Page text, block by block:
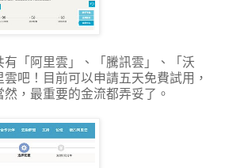
「阿里雲」、「騰訊雲」、「沃
吧！目前可以申請五天免費試用，
，最重要的金流都弄妥了。